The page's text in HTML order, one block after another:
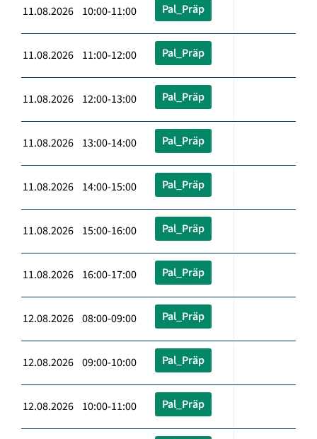
11.08.2026 10:00-11:00 Pal_Präp
11.08.2026 11:00-12:00 Pal_Präp
11.08.2026 12:00-13:00 Pal_Präp
11.08.2026 13:00-14:00 Pal_Präp
11.08.2026 14:00-15:00 Pal_Präp
11.08.2026 15:00-16:00 Pal_Präp
11.08.2026 16:00-17:00 Pal_Präp
12.08.2026 08:00-09:00 Pal_Präp
12.08.2026 09:00-10:00 Pal_Präp
12.08.2026 10:00-11:00 Pal_Präp